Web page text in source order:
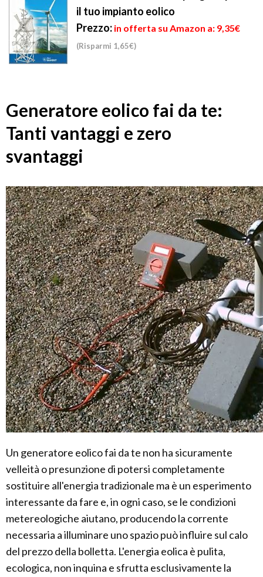
il tuo impianto eolico
Prezzo: in offerta su Amazon a: 9,35€
(Risparmi 1,65€)
Generatore eolico fai da te:
Tanti vantaggi e zero
svantaggi
Un generatore eolico fai da te non ha sicuramente
velleità o presunzione di potersi completamente
sostituire all'energia tradizionale ma è un esperimento
interessante da fare e, in ogni caso, se le condizioni
metereologiche aiutano, producendo la corrente
necessaria a illuminare uno spazio può influire sul calo
del prezzo della bolletta. L'energia eolica è pulita,
ecologica, non inquina e sfrutta esclusivamente la